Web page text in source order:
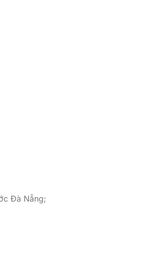
Đà Nẵng;